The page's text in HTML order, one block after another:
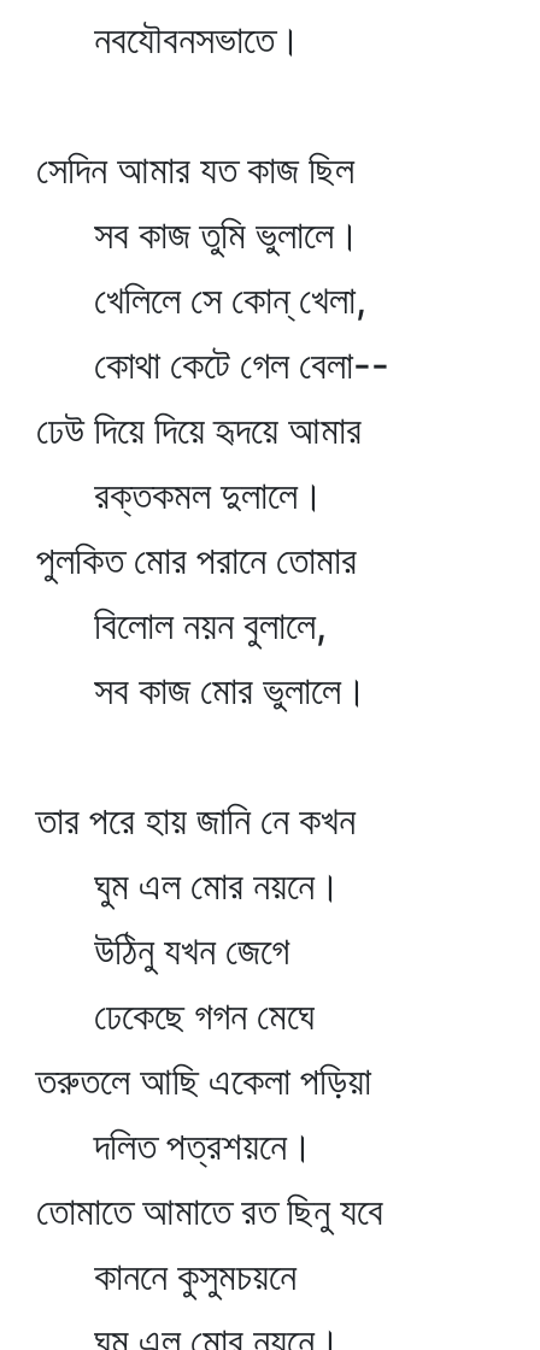
নবযৌবনসভাতে।
সেদিন আমার যত কাজ ছিল
সব কাজ তুমি ভুলালে।
খেলিলে সে কোন্‌ খেলা,
কোথা কেটে গেল বেলা--
ঢেউ দিয়ে দিয়ে হৃদয়ে আমার
রক্তকমল দুলালে।
পুলকিত মোর পরানে তোমার
বিলোল নয়ন বুলালে,
সব কাজ মোর ভুলালে।
তার পরে হায় জানি নে কখন
ঘুম এল মোর নয়নে।
উঠিনু যখন জেগে
ঢেকেছে গগন মেঘে
তরুতলে আছি একেলা পড়িয়া
দলিত পত্রশয়নে।
তোমাতে আমাতে রত ছিনু যবে
কাননে কুসুমচয়নে